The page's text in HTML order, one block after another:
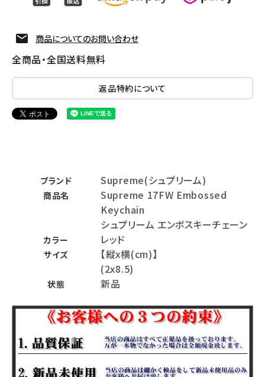
商品についてのお問い合わせ
全商品・全国送料無料
返品特約について
ブランド Supreme(シュプリーム)
商品名
Supreme 17FW Embossed
Keychain
シュプリーム エンボスキーチェーン
カラー レッド
サイズ
【縦x横(cm)】
(2x8.5)
状態 新品